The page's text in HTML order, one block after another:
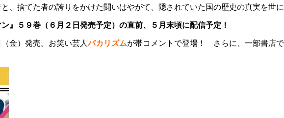
、捨てた者の誇りをかけた闘いはやがて、隠されていた国の歴史の真実を世
』５９巻（６月２日発売予定）の直前、５月末頃に配信予定！
金）発売。お笑い芸人バカリズムが帯コメントで登場！ さらに、一部書店で